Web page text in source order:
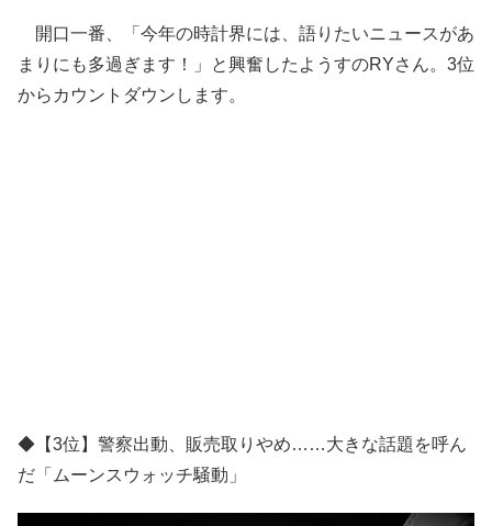
開口一番、「今年の時計界には、語りたいニュースがあ
まりにも多過ぎます！」と興奮したようすのRYさん。3位
からカウントダウンします。
◆【3位】警察出動、販売取りやめ……大きな話題を呼ん
だ「ムーンスウォッチ騒動」